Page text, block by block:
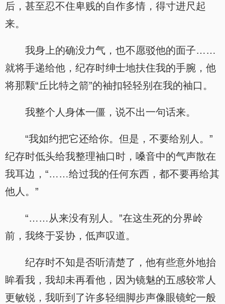
后，甚至忍不住卑贱的自作多情，得寸进尺起
来。
我身上的确没力气，也不愿驳他的面子……
就将手递给他，纪存时绅士地扶住我的手腕，他
将那颗“丘比特之箭”的袖扣轻轻别在我的袖口。
我整个人身体一僵，说不出一句话来。
“我如约把它还给你。但是，不要给别人。”
纪存时低头给我整理袖口时，嗓音中的气声散在
我耳边，“……给过我的任何东西，都不要再给其
他人。”
“……从来没有别人。”在这生死的分界岭
前，我终于妥协，低声叹道。
纪存时不知是否听清楚了，他有些意外地抬
眸看我，我却未再看他，因为镜魅的五感较常人
更敏锐，我听到了许多轻细脚步声像眼镜蛇一般